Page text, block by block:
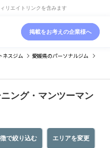
リエイトリンクを含みます
掲載をお考えの企業様へ
ネスジム 愛媛県のパーソナルジム
ング・マンツーマン
エリアを変更
で絞り込む